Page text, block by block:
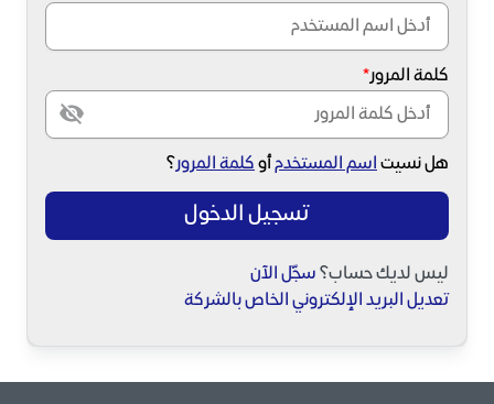
كلمة المرور
هل نسيتاسم المستخدمأوكلمة المرور؟
تسجيل الدخول
ليس لديك حساب؟ سجّل الآن
تعديل البريد الإلكتروني الخاص بالشركة